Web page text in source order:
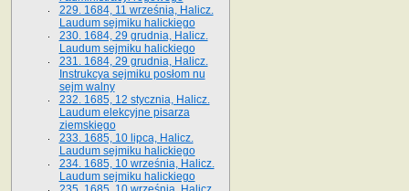
229. 1684, 11 września, Halicz.
Laudum sejmiku halickiego
230. 1684, 29 grudnia, Halicz.
Laudum sejmiku halickiego
231. 1684, 29 grudnia, Halicz.
Instrukcya sejmiku posłom nu
sejm walny
232. 1685, 12 stycznia, Halicz.
Laudum elekcyjne pisarza
ziemskiego
233. 1685, 10 lipca, Halicz.
Laudum sejmiku halickiego
234. 1685, 10 września, Halicz.
Laudum sejmiku halickiego